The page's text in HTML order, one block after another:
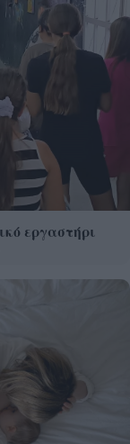
εργαστήρι